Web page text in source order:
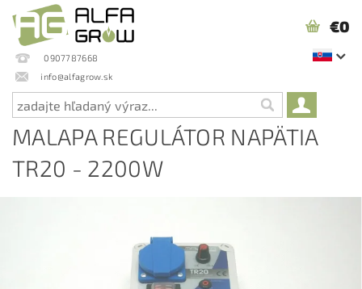
0907787668
info@alfagrow.sk
€0
MALAPA REGULÁTOR NAPÄTIA
TR20 - 2200W